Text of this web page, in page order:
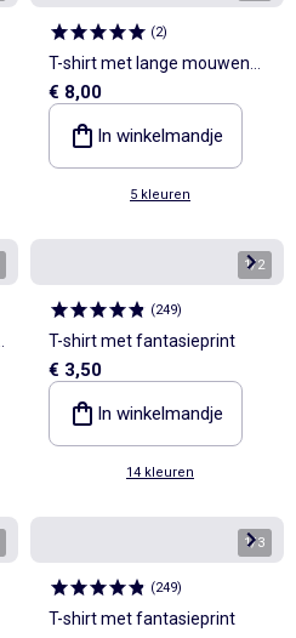
(2)
T-shirt met lange mouwen
van geribde stof
€ 8,00
In winkelmandje
5 kleuren
1/2
(249)
T-shirt met fantasieprint
€ 3,50
In winkelmandje
14 kleuren
1/3
(249)
T-shirt met fantasieprint